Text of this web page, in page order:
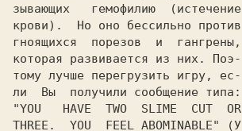
зывающих   гемофилию  (истечение
крови).  Но оно бессильно против
гноящихся  порезов  и  гангрены,
которая развивается из них. Поэ-
тому лучше перегрузить игру, ес-
ли  Вы  получили сообщение типа:
"YOU   HAVE  TWO  SLIME  CUT  OR
THREE.  YOU  FEEL ABOMINABLE" (У